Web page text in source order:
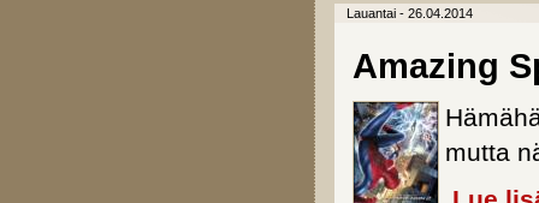
Lauantai - 26.04.2014
Amazing
mutta